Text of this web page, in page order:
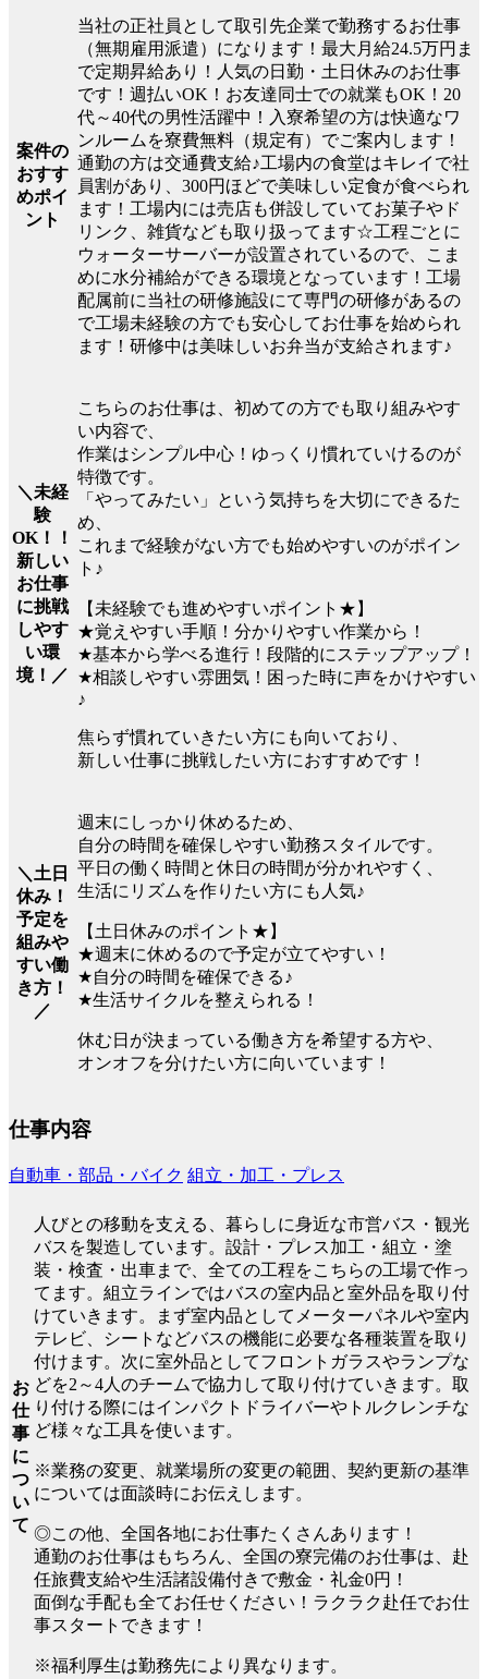
案件の
おすす
めポイ
ント
当社の正社員として取引先企業で勤務するお仕事
（無期雇用派遣）になります！最大月給24.5万円ま
で定期昇給あり！人気の日勤・土日休みのお仕事
です！週払いOK！お友達同士での就業もOK！20
代～40代の男性活躍中！入寮希望の方は快適なワ
ンルームを寮費無料（規定有）でご案内します！
通勤の方は交通費支給♪工場内の食堂はキレイで社
員割があり、300円ほどで美味しい定食が食べられ
ます！工場内には売店も併設していてお菓子やド
リンク、雑貨なども取り扱ってます☆工程ごとに
ウォーターサーバーが設置されているので、こま
めに水分補給ができる環境となっています！工場
配属前に当社の研修施設にて専門の研修があるの
で工場未経験の方でも安心してお仕事を始められ
ます！研修中は美味しいお弁当が支給されます♪
＼未経
験
OK！！
新しい
お仕事
に挑戦
しやす
い環
境！／
こちらのお仕事は、初めての方でも取り組みやす
い内容で、
作業はシンプル中心！ゆっくり慣れていけるのが
特徴です。
「やってみたい」という気持ちを大切にできるた
め、
これまで経験がない方でも始めやすいのがポイン
ト♪
【未経験でも進めやすいポイント★】
★覚えやすい手順！分かりやすい作業から！
★基本から学べる進行！段階的にステップアップ！
★相談しやすい雰囲気！困った時に声をかけやすい
♪
焦らず慣れていきたい方にも向いており、
新しい仕事に挑戦したい方におすすめです！
＼土日
休み！
予定を
組みや
すい働
き方！
／
週末にしっかり休めるため、
自分の時間を確保しやすい勤務スタイルです。
平日の働く時間と休日の時間が分かれやすく、
生活にリズムを作りたい方にも人気♪
【土日休みのポイント★】
★週末に休めるので予定が立てやすい！
★自分の時間を確保できる♪
★生活サイクルを整えられる！
休む日が決まっている働き方を希望する方や、
オンオフを分けたい方に向いています！
仕事内容
自動車・部品・バイク 組立・加工・プレス
お
仕
事
に
つ
い
て
人びとの移動を支える、暮らしに身近な市営バス・観光
バスを製造しています。設計・プレス加工・組立・塗
装・検査・出車まで、全ての工程をこちらの工場で作っ
てます。組立ラインではバスの室内品と室外品を取り付
けていきます。まず室内品としてメーターパネルや室内
テレビ、シートなどバスの機能に必要な各種装置を取り
付けます。次に室外品としてフロントガラスやランプな
どを2～4人のチームで協力して取り付けていきます。取
り付ける際にはインパクトドライバーやトルクレンチな
ど様々な工具を使います。
※業務の変更、就業場所の変更の範囲、契約更新の基準
については面談時にお伝えします。
◎この他、全国各地にお仕事たくさんあります！
通勤のお仕事はもちろん、全国の寮完備のお仕事は、赴
任旅費支給や生活諸設備付きで敷金・礼金0円！
面倒な手配も全てお任せください！ラクラク赴任でお仕
事スタートできます！
※福利厚生は勤務先により異なります。